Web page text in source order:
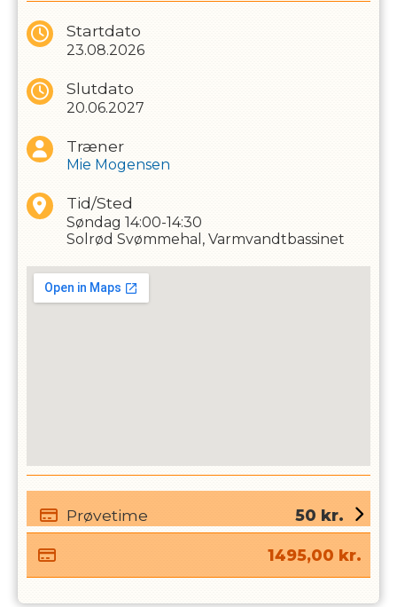
og frem. Hvis babyen er ved at eller er fyldt 1 år er det
Baby 1-2 år man skal tilmelde sig .Vi modtager babyerne
længe der er plads på holdet.
Vores faste træner har over 20 års erfaring i babysvømning.
Startdato
23.08.2026
Slutdato
20.06.2027
Træner
Mie Mogensen
Tid/Sted
Søndag 14:00-14:30
Solrød Svømmehal, Varmvandtbassinet
Prøvetime 50 kr.
1495,00 kr.